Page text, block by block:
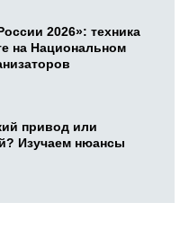
2026»: техника
на Национальном
привод или
Изучаем нюансы